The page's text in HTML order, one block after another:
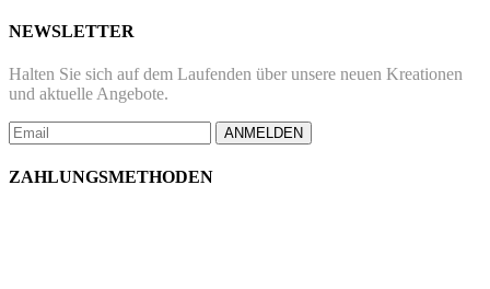
NEWSLETTER
Halten Sie sich auf dem Laufenden über unsere neuen Kreationen
und aktuelle Angebote.
ANMELDEN
ZAHLUNGSMETHODEN